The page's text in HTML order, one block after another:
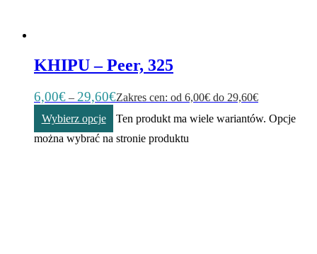
KHIPU – Peer, 325
6,00€ – 29,60€Zakres cen: od 6,00€ do 29,60€
Wybierz opcje
Ten produkt ma wiele wariantów. Opcje
można wybrać na stronie produktu